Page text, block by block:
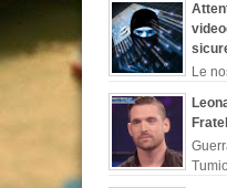
all'indimenticabile
Le
notizie sul
spionaggio degli